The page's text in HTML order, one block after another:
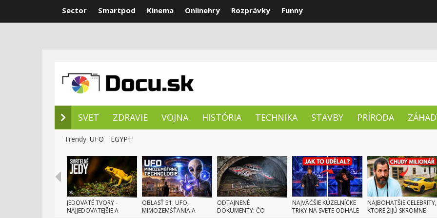
Sector Smartpod Kinema Onlinehry Rozprávky Funny
SVET ZDRAVIE VOJNA HISTÓRIA TECHNIKA STAVBY PRÍRODA
Trendy: UFO EGYPT
JEDOVATÉ TVORY -
NAJJEDOVATEJŠIE A
OBLASŤ 51: UFO,
MIMOZEMŠŤANIA A
ODTAJNENÉ
DOKUMENTY: ČO
NAJVÄČŠIE KÚZELNÍCKE
TRIKY NA SVETE ODHALE
NAJBOHATŠIE CELEBRITY,
KTORÉ ŽIJÚ SKROMNE